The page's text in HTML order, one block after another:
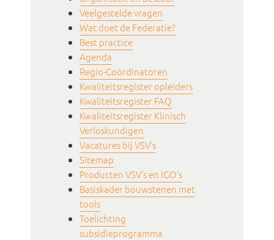
Veelgestelde vragen
Wat doet de Federatie?
Best practice
Agenda
Regio-Coördinatoren
Kwaliteitsregister opleiders
Kwaliteitsregister FAQ
Kwaliteitsregister Klinisch
Verloskundigen
Vacatures bij VSV’s
Sitemap
Producten VSV’s en IGO’s
Basiskader bouwstenen met
tools
Toelichting
subsidieprogramma